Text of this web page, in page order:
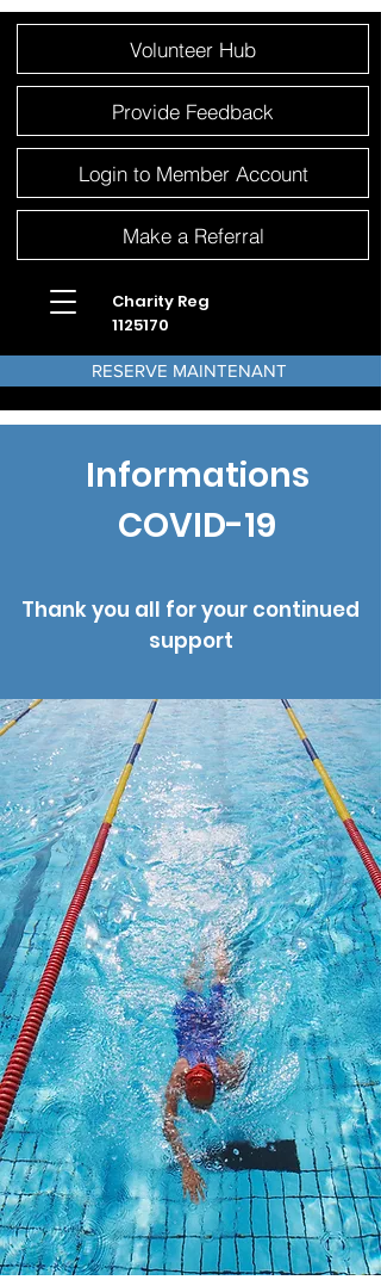
website
includes
Volunteer Hub
Provide Feedback
Login to Member Account
Make a Referral
Charity Reg
1125170
RESERVE MAINTENANT
Informations
COVID-19
Thank you all for your continued
support